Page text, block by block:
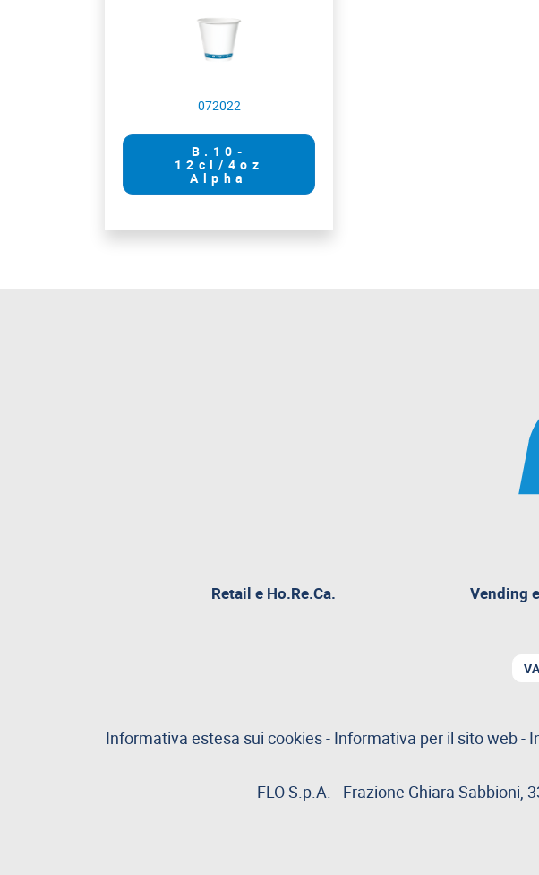
072022
B.10-
12cl/4oz
Alpha
Retail e Ho.Re.Ca. Vending
Informativa estesa sui cookies- Informativa per il sito web-
FLO S.p.A. - Frazione Ghiara Sabbioni,